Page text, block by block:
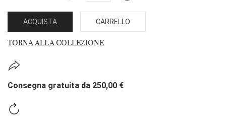
ACQUISTA CARRELLO
TORNA ALLA COLLEZIONE
Consegna gratuita da 250,00 €